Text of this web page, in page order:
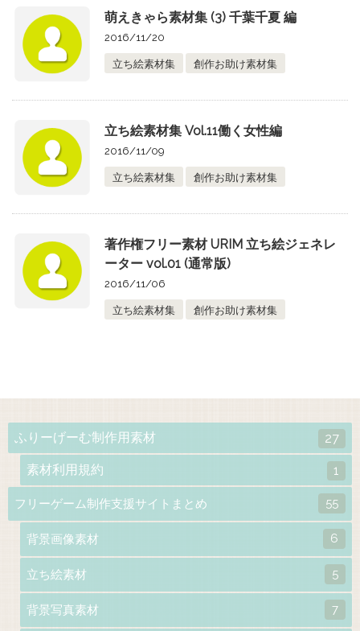
萌えきゃら素材集 (3) 千葉千夏 編
2016/11/20
立ち絵素材集 創作お助け素材集
立ち絵素材集 Vol.11働く女性編
2016/11/09
立ち絵素材集 創作お助け素材集
著作権フリー素材 URIM 立ち絵ジェネレ
ーター vol.01 (通常版)
2016/11/06
立ち絵素材集 創作お助け素材集
ふりーげーむ制作用素材 27
素材利用規約 1
フリーゲーム制作支援サイトまとめ 55
背景画像素材 6
立ち絵素材 5
背景写真素材 7